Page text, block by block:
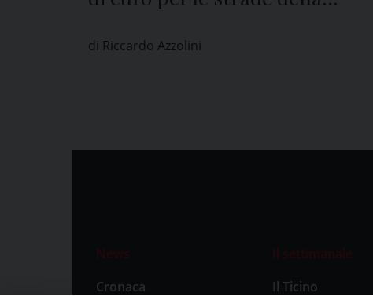
di Riccardo Azzolini
News
Cronaca
Il settimanale
Il Ticino